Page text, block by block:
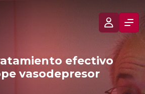
efectivo
vasodepresor